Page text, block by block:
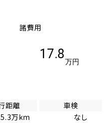
諸費用
17.8
万円
距離
5.3万km
車検
なし